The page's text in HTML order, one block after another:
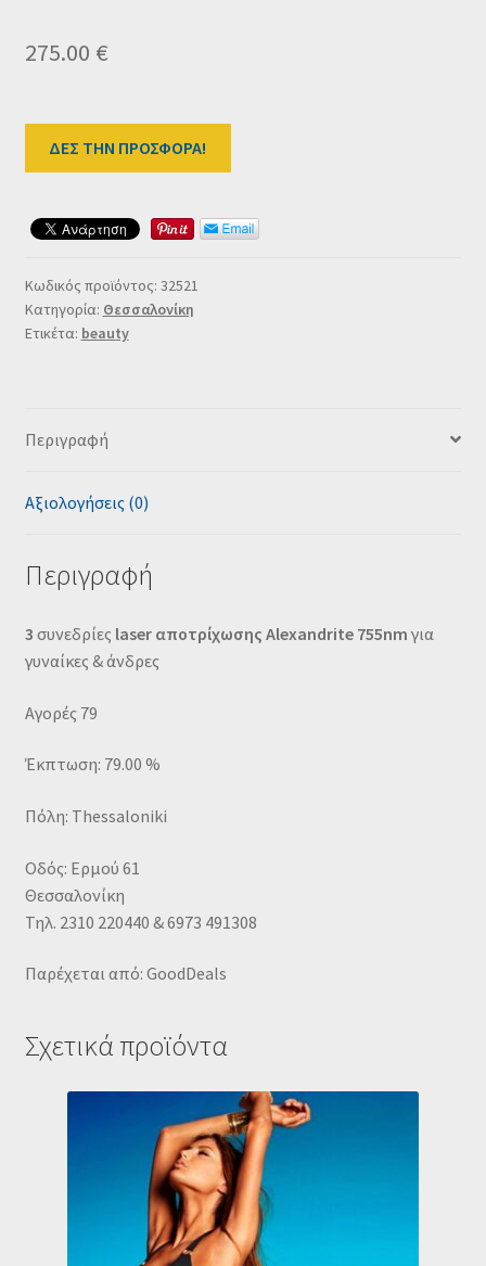
275.00 €
ΔΕΣ ΤΗΝ ΠΡΟΣΦΟΡΑ!
Κωδικός προϊόντος: 32521
Κατηγορία: Θεσσαλονίκη
Ετικέτα: beauty
Περιγραφή
Αξιολογήσεις (0)
Περιγραφή
3 συνεδρίες laser αποτρίχωσης Alexandrite 755nm για
γυναίκες & άνδρες
Αγορές 79
Έκπτωση: 79.00 %
Πόλη: Thessaloniki
Οδός: Ερμού 61
Θεσσαλονίκη
Τηλ. 2310 220440 & 6973 491308
Παρέχεται από: GoodDeals
Σχετικά προϊόντα